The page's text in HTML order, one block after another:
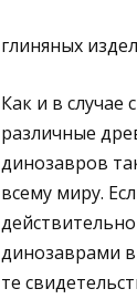
глиняных
Как и в
различные
динозавров
всему миру.
динозаврами
те